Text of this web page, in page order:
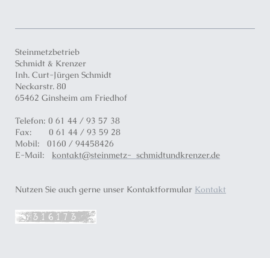
Steinmetzbetrieb
Schmidt & Krenzer
Inh. Curt-Jürgen Schmidt
Neckarstr. 80
65462 Ginsheim am Friedhof
Telefon: 0 61 44 / 93 57 38
Fax: 0 61 44 / 93 59 28
Mobil: 0160 / 94458426
E-Mail:
kontakt@steinmetz- schmidtundkrenzer.de
Nutzen Sie auch gerne unser Kontaktformular Kontakt